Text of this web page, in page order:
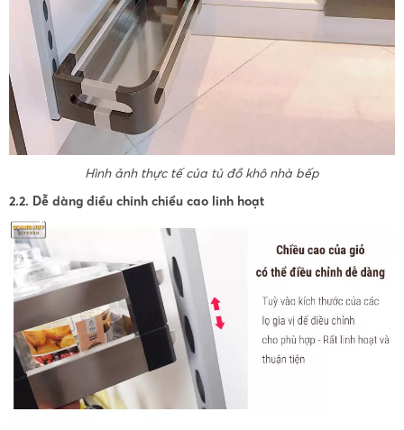
Hình ảnh thực tế của tủ đồ khô nhà bếp
2.2. Dễ dàng điều chỉnh chiều cao linh hoạt